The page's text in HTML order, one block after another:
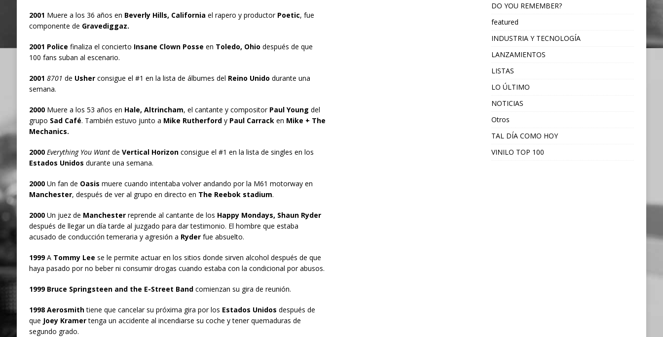
2001 Muere a los 36 años en Beverly Hills, California el rapero y productorPoetic, fue
componente de Gravediggaz.
2001 Police finaliza el concierto Insane Clown Posse en Toledo, Ohio después de que
100 fans suban al escenario.
2001 8701 de Usherconsigue el #1 en la lista de álbumes del Reino Unido durante una
semana.
2000Muere a los 53 años en Hale, Altrincham, el cantante y compositor Paul Young del
grupo Sad Café. También estuvo junto a Mike RutherfordyPaul Carracken Mike + The
Mechanics.
2000 Everything You Wantde Vertical Horizonconsigue el #1 en la lista de singles en los
Estados Unidos durante una semana.
2000Un fan de Oasis muere cuando intentaba volver andando por la M61 motorway en
Manchester, después de ver al grupo en directo en The Reebok stadium.
2000Un juez de Manchesterreprende al cantante de los Happy Mondays, Shaun Ryder
después de llegar un día tarde al juzgado para dar testimonio. El hombre que estaba
acusado de conducción temeraria y agresión a Ryderfue absuelto.
1999A Tommy Lee se le permite actuar en los sitios donde sirven alcohol después de que
haya pasado por no beber ni consumir drogas cuando estaba con la condicional por abusos.
1999 Bruce Springsteen and the E-Street Bandcomienzan su gira de reunión.
1998 Aerosmithtiene que cancelar su próxima gira por los Estados Unidos después de
que Joey Kramertenga un accidente al incendiarse su coche y tener quemaduras de
segundo grado.
DO YOU REMEMBER?
featured
INDUSTRIA Y TECNOLOGÍA
LANZAMIENTOS
LISTAS
LO ÚLTIMO
NOTICIAS
Otros
TAL DÍA COMO HOY
VINILO TOP 100